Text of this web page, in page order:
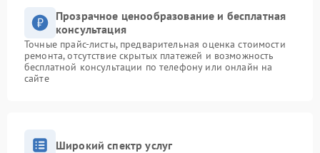
Прозрачное ценообразование и бесплатная
консультация
Точные прайс-листы, предварительная оценка стоимости
ремонта, отсутствие скрытых платежей и возможность
бесплатной консультации по телефону или онлайн на
сайте
Широкий спектр услуг